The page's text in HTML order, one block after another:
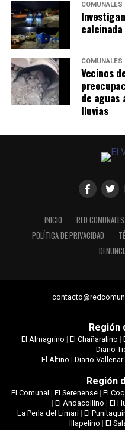
COMUNALES
COMUNALES
Vecinos
de
lluvias
INICIO RED COMUNALES
POLÍTICA DE PRIVACIDAD
Región
El Almagrino | El Chañaralino |
Diario
El Altino | Diario Vallenar
Región
El Comunal | El Serenense| El
| El Andacollino | El
La Perla del Limarí|El
Illapelino | El